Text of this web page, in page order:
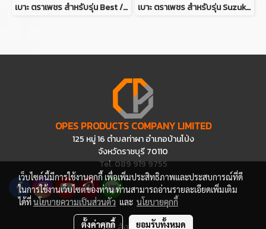
เบาะ ตราเพชร สำหรับรุ่น Best / Best 110 เบาะ ตราเพชร สำหรับรุ่น Suzuki RCJ
OPES PRODUCTS COMPANY LIMITED
125 หมู่ 16 ตำบลท่าผา อำเภอบ้านโป่ง
จังหวัดราชบุรี 70110
Tel. 089 919 9755
เว็บไซต์นี้มีการใช้งานคุกกี้ เพื่อเพิ่มประสิทธิภาพและประสบการณ์ที่ดี
ในการใช้งานเว็บไซต์ของท่าน ท่านสามารถอ่านรายละเอียดเพิ่มเติม
ได้ที่นโยบายความเป็นส่วนตัว และ นโยบายคุกกี้
ตั้งค่าคุกกี้ ยอมรับทั้งหมด